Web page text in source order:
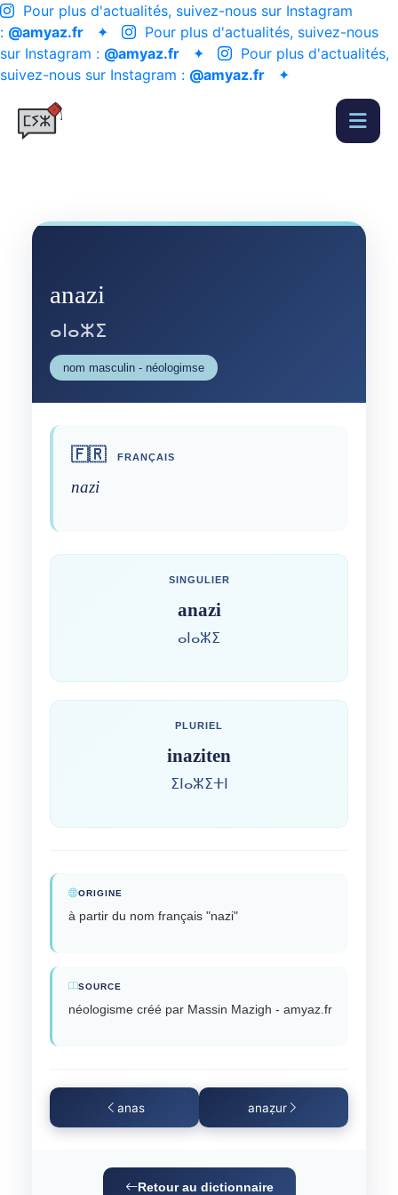
Pour plus d'actualités, suivez-nous sur Instagram
: @amyaz.fr ✦
Pour plus d'actualités, suivez-nous
sur Instagram : @amyaz.fr ✦
Pour plus d'actualités,
suivez-nous sur Instagram : @amyaz.fr ✦
anazi
ⴰⵏⴰⵣⵉ
nom masculin - néologimse
🇫🇷 FRANÇAIS
nazi
SINGULIER
anazi
ⴰⵏⴰⵣⵉ
PLURIEL
inaziten
ⵉⵏⴰⵣⵉⵜⵏ
ORIGINE
à partir du nom français "nazi"
SOURCE
néologisme créé par Massin Mazigh - amyaz.fr
anas anaẓur
Retour au dictionnaire